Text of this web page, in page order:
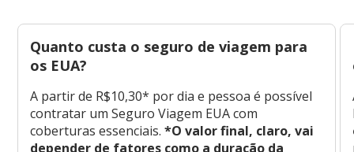
Quanto custa o seguro de viagem para
os EUA?
A partir de R$10,30* por dia e pessoa é possível
contratar um Seguro Viagem EUA com
coberturas essenciais. *O valor final, claro, vai
depender de fatores como a duração da